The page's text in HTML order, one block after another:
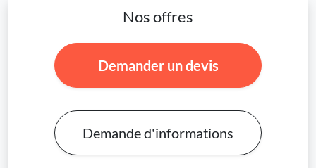
Nos offres
Demander un devis
Demande d'informations